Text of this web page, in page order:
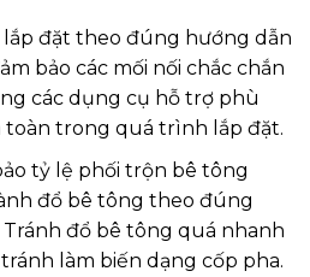
đặt theo đúng hướng dẫn
bảo các mối nối chắc chắn
các dụng cụ hỗ trợ phù
toàn trong quá trình lắp đặt.
tỷ lệ phối trộn bê tông
đổ bê tông theo đúng
đổ bê tông quá nhanh
làm biến dạng cốp pha.